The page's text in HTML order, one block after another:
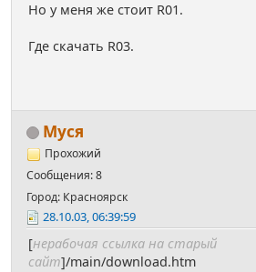
Но у меня же стоит R01.
Где скачать R03.
Муся
Прохожий
Сообщения: 8
Город: Красноярск
28.10.03, 06:39:59
[нерабочая ссылка на старый
сайт]/main/download.htm